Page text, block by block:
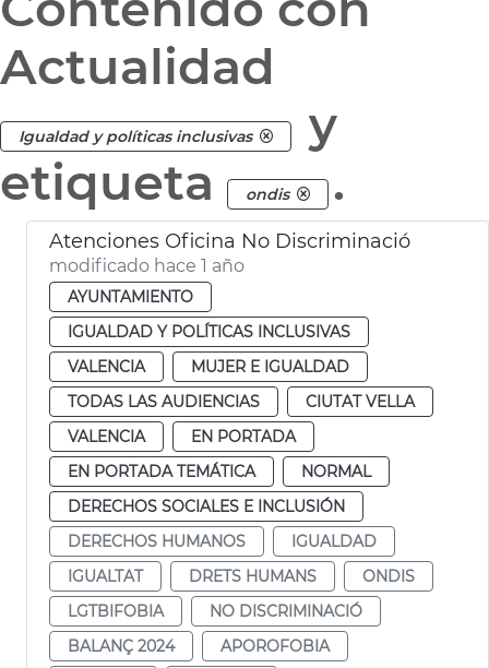
Actualidad
Igualdad y políticas inclusivas
y
etiqueta
ondis .
Atenciones Oficina No Discriminació
modificado hace 1 año
AYUNTAMIENTO
IGUALDAD Y POLÍTICAS INCLUSIVAS
VALENCIA
MUJER E IGUALDAD
TODAS LAS AUDIENCIAS
CIUTAT VELLA
VALENCIA
EN PORTADA
EN PORTADA TEMÁTICA
NORMAL
DERECHOS SOCIALES E INCLUSIÓN
DERECHOS HUMANOS
IGUALDAD
IGUALTAT
DRETS HUMANS
ONDIS
LGTBIFOBIA
NO DISCRIMINACIÓ
BALANÇ 2024
APOROFOBIA